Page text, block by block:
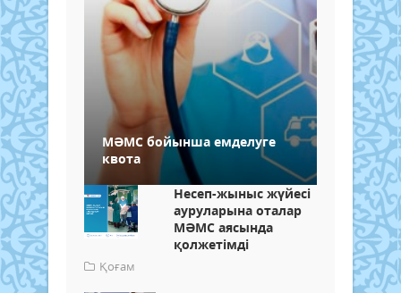
МӘМС бойынша емделуге
квота
Несеп-жыныс жүйесі
ауруларына оталар
МӘМС аясында
қолжетімді
Қоғам